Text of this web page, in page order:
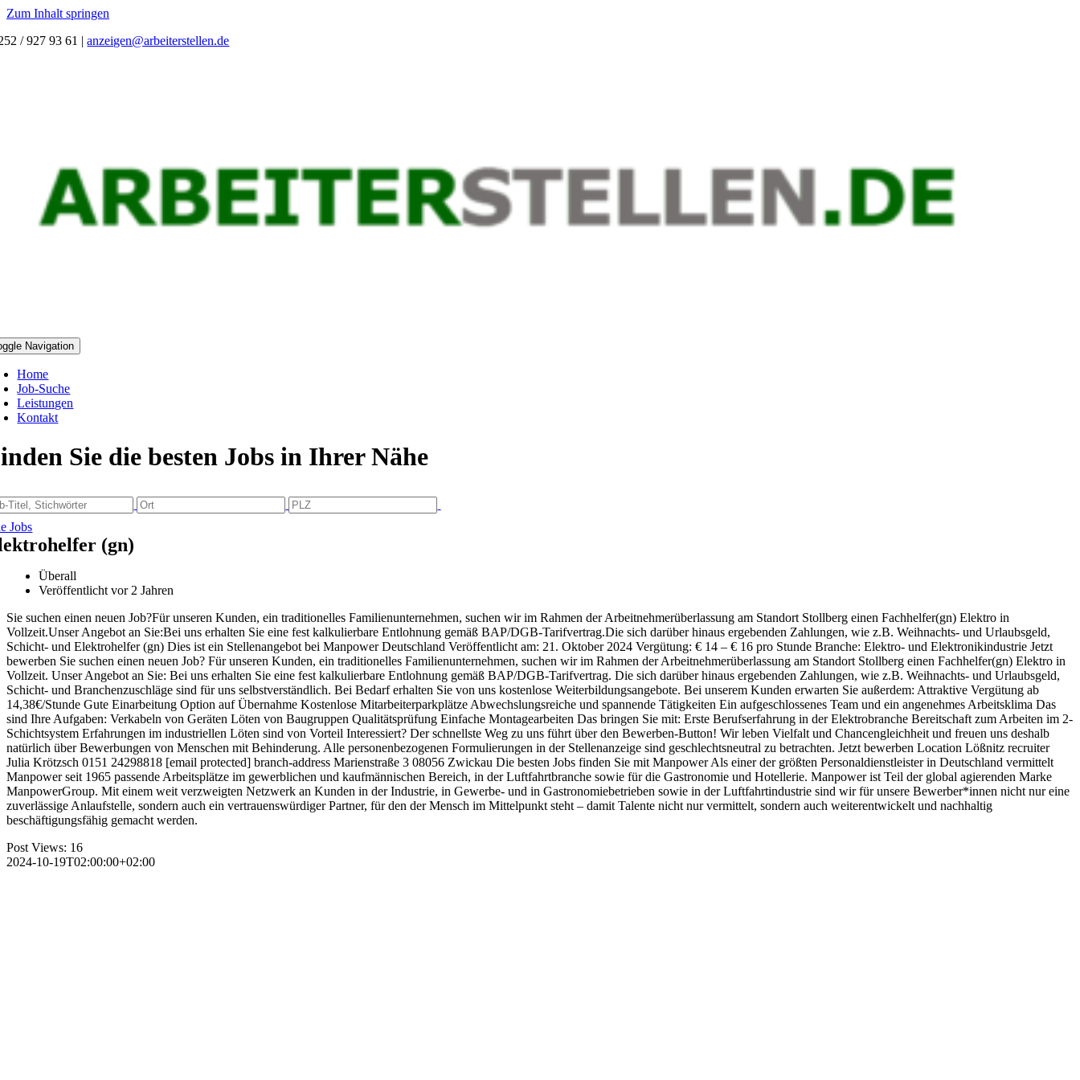
Zum Inhalt springen
/ 927 93 61 |anzeigen@arbeiterstellen.de
Navigation
Home
Job-Suche
Leistungen
Kontakt
Sie die besten Jobs in Ihrer Nähe
Jobs
(gn)
Überall
Veröffentlicht vor 2 Jahren
Sie suchen einen neuen Job?Für unseren Kunden, ein traditionelles Familienunternehmen, suchen wir im Rahmen der Arbeitnehmerüberlassung am Standort Stollberg einen Fachhelfer(gn) Elektro in
Vollzeit.Unser Angebot an Sie:Bei uns erhalten Sie eine fest kalkulierbare Entlohnung gemäß BAP/DGB-Tarifvertrag.Die sich darüber hinaus ergebenden Zahlungen, wie z.B. Weihnachts- und Urlaubsgeld,
Schicht- und Elektrohelfer (gn) Dies ist ein Stellenangebot bei Manpower Deutschland Veröffentlicht am: 21. Oktober 2024 Vergütung: € 14 – € 16 pro Stunde Branche: Elektro- und Elektronikindustrie Jetzt
bewerben Sie suchen einen neuen Job? Für unseren Kunden, ein traditionelles Familienunternehmen, suchen wir im Rahmen der Arbeitnehmerüberlassung am Standort Stollberg einen Fachhelfer(gn) Elektro in
Vollzeit. Unser Angebot an Sie: Bei uns erhalten Sie eine fest kalkulierbare Entlohnung gemäß BAP/DGB-Tarifvertrag. Die sich darüber hinaus ergebenden Zahlungen, wie z.B. Weihnachts- und Urlaubsgeld,
Schicht- und Branchenzuschläge sind für uns selbstverständlich. Bei Bedarf erhalten Sie von uns kostenlose Weiterbildungsangebote. Bei unserem Kunden erwarten Sie außerdem: Attraktive Vergütung ab
14,38€/Stunde Gute Einarbeitung Option auf Übernahme Kostenlose Mitarbeiterparkplätze Abwechslungsreiche und spannende Tätigkeiten Ein aufgeschlossenes Team und ein angenehmes Arbeitsklima Das
sind Ihre Aufgaben: Verkabeln von Geräten Löten von Baugruppen Qualitätsprüfung Einfache Montagearbeiten Das bringen Sie mit: Erste Berufserfahrung in der Elektrobranche Bereitschaft zum Arbeiten im 2-
Schichtsystem Erfahrungen im industriellen Löten sind von Vorteil Interessiert? Der schnellste Weg zu uns führt über den Bewerben-Button! Wir leben Vielfalt und Chancengleichheit und freuen uns deshalb
natürlich über Bewerbungen von Menschen mit Behinderung. Alle personenbezogenen Formulierungen in der Stellenanzeige sind geschlechtsneutral zu betrachten. Jetzt bewerben Location Lößnitz recruiter
Julia Krötzsch 0151 24298818 [email protected] branch-address Marienstraße 3 08056 Zwickau Die besten Jobs finden Sie mit Manpower Als einer der größten Personal­dienst­leister in Deutschland vermittelt
Manpower seit 1965 passende Arbeits­plätze im gewerblichen und kaufmännischen Bereich, in der Luftfahrt­branche sowie für die Gastronomie und Hotellerie. Manpower ist Teil der global agierenden Marke
ManpowerGroup. Mit einem weit verzweigten Netzwerk an Kunden in der Industrie, in Gewerbe- und in Gastronomie­betrieben sowie in der Luftfahrt­industrie sind wir für unsere Bewerber­*innen nicht nur eine
zuverlässige Anlauf­stelle, sondern auch ein vertrauens­würdiger Partner, für den der Mensch im Mittelpunkt steht – damit Talente nicht nur vermittelt, sondern auch weiter­entwickelt und nachhaltig
beschäftigungs­fähig gemacht werden.
Post Views: 16
2024-10-19T02:00:00+02:00